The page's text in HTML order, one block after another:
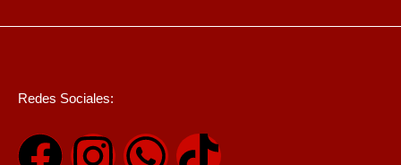
Redes Sociales: